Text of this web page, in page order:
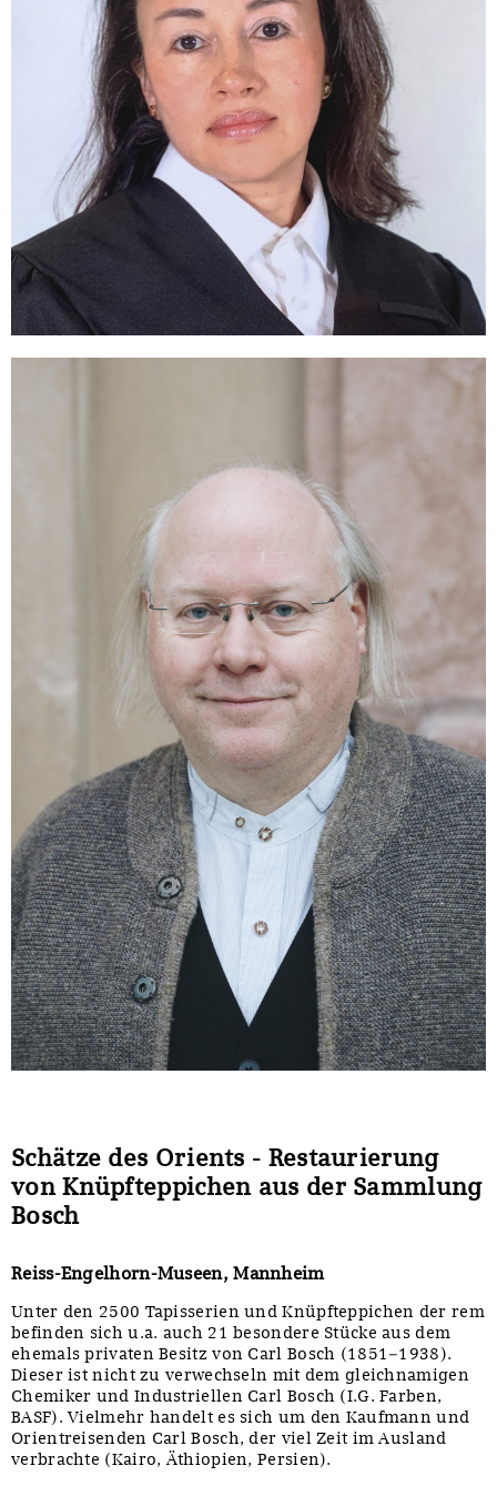
Schätze des Orients - Restaurierung
von Knüpfteppichen aus der Sammlung
Bosch
Reiss-Engelhorn-Museen, Mannheim
Unter den 2500 Tapisserien und Knüpfteppichen der rem
befinden sich u.a. auch 21 besondere Stücke aus dem
ehemals privaten Besitz von Carl Bosch (1851–1938).
Dieser ist nicht zu verwechseln mit dem gleichnamigen
Chemiker und Industriellen Carl Bosch (I.G. Farben,
BASF). Vielmehr handelt es sich um den Kaufmann und
Orientreisenden Carl Bosch, der viel Zeit im Ausland
verbrachte (Kairo, Äthiopien, Persien).